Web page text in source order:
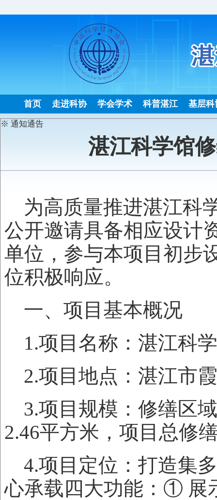
首页 走进科协 学会学术 科普湛江 基层科
※ 通知通告
湛江科学馆
为高质量推进湛江科
公开邀请具备相应设计
单位，参与本项目初步
位积极响应。
一、项目基本概况
1.项目名称：湛江科
2.项目地点：湛江市
3.项目规模：修缮区
2.46平方米，项目总修
4.项目定位：打造集
心承载四大功能：① 展